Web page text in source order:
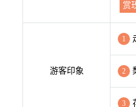
赏
游客印象
1
2
3